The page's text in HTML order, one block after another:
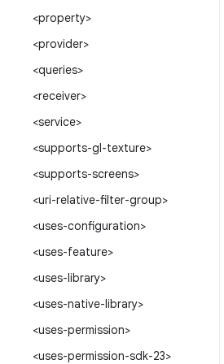
<property>
<provider>
<queries>
<receiver>
<service>
<supports-gl-texture>
<supports-screens>
<uri-relative-filter-group>
<uses-configuration>
<uses-feature>
<uses-library>
<uses-native-library>
<uses-permission>
<uses-permission-sdk-23>